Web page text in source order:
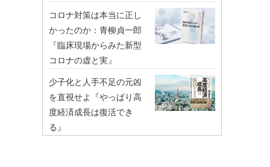
コロナ対策は本当に正し
かったのか：青柳貞一郎
『臨床現場からみた新型
コロナの虚と実』
少子化と人手不足の元凶
を直視せよ『やっぱり高
度経済成長は復活でき
る』